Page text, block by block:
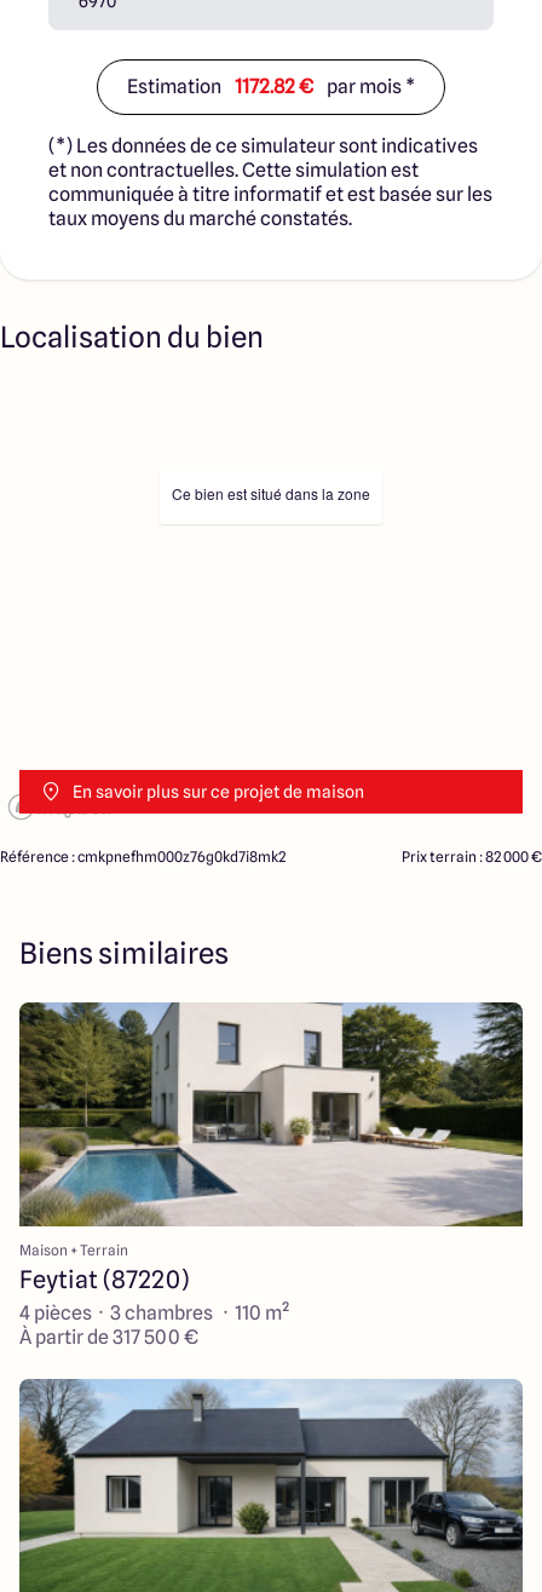
Estimation 1172.82 € par mois *
(*) Les données de ce simulateur sont indicatives
et non contractuelles. Cette simulation est
communiquée à titre informatif et est basée sur les
taux moyens du marché constatés.
Localisation du bien
En savoir plus sur ce projet de maison
Ce bien est situé dans la zone
Référence : cmkpnefhm000z76g0kd7i8mk2 Prix terrain : 82 000 €
Biens similaires
Maison + Terrain
Feytiat (87220)
4 pièces · 3 chambres · 110 m²
À partir de 317 500 €